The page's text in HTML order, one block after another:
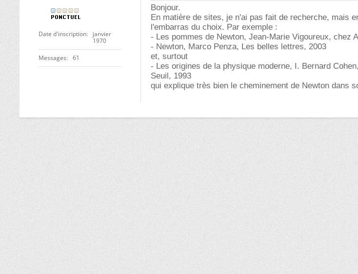
Date d'inscription
janvier
1970
Messages 61
Bonjour.
En matière de sites, je n'ai pas fait de recherche, mais
l'embarras du choix. Par exemple :
- Les pommes de Newton, Jean-Marie Vigoureux, chez
- Newton, Marco Penza, Les belles lettres, 2003
et, surtout
- Les origines de la physique moderne, I. Bernard
Seuil, 1993
qui explique très bien le cheminement de Newton dans